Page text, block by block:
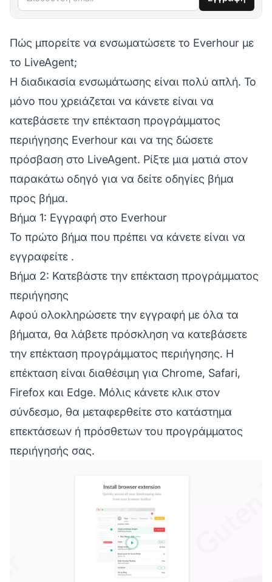
Πώς μπορείτε να ενσωματώσετε το Everhour με
το LiveAgent;
Η διαδικασία ενσωμάτωσης είναι πολύ απλή. Το
μόνο που χρειάζεται να κάνετε είναι να
κατεβάσετε την επέκταση προγράμματος
περιήγησης Everhour και να της δώσετε
πρόσβαση στο LiveAgent. Ρίξτε μια ματιά στον
παρακάτω οδηγό για να δείτε οδηγίες βήμα
προς βήμα.
Βήμα 1: Εγγραφή στο Everhour
Το πρώτο βήμα που πρέπει να κάνετε είναι να
εγγραφείτε .
Βήμα 2: Κατεβάστε την επέκταση προγράμματος
περιήγησης
Αφού ολοκληρώσετε την εγγραφή με όλα τα
βήματα, θα λάβετε πρόσκληση να κατεβάσετε
την επέκταση προγράμματος περιήγησης. Η
επέκταση είναι διαθέσιμη για Chrome, Safari,
Firefox και Edge. Μόλις κάνετε κλικ στον
σύνδεσμο, θα μεταφερθείτε στο κατάστημα
επεκτάσεων ή πρόσθετων του προγράμματος
περιήγησής σας.